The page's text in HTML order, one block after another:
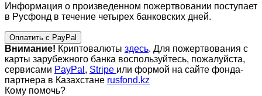
Информация о произведенном пожертвовании поступает
в Русфонд в течение четырех банковских дней.
Оплатить с PayPal
Внимание! Криптовалюты здесь. Для пожертвования с
карты зарубежного банка воспользуйтесь, пожалуйста,
сервисами PayPal , Stripe или формой на сайте фонда-
партнера в Казахстане rusfond.kz
Кому помочь?